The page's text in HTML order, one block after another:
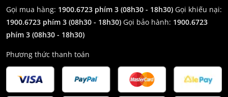
Gọi mua hàng: 1900.6723 phím 3 (08h30 - 18h30) Gọi khiếu nại:
1900.6723 phím 3 (08h30 - 18h30) Gọi bảo hành: 1900.6723
phím 3 (08h30 - 18h30)
Phương thức thanh toán